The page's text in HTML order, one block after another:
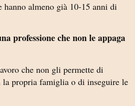
hanno almeno già 10-15 anni di
professione che non le appaga
che non gli permette di
la propria famiglia o di inseguire le